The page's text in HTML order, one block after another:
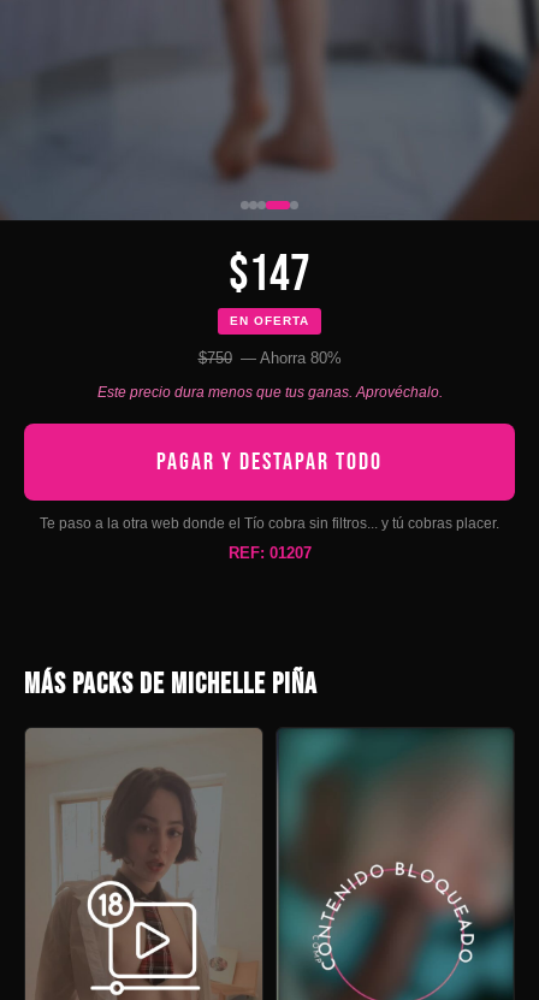
$147
EN OFERTA
$750 — Ahorra 80%
Este precio dura menos que tus ganas. Aprovéchalo.
PAGAR Y DESTAPAR TODO
Te paso a la otra web donde el Tío cobra sin filtros... y tú cobras placer.
REF: 01207
MÁS PACKS DE MICHELLE PIÑA